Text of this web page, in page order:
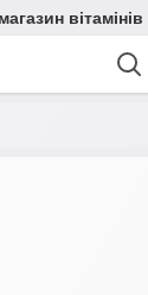
вітамінів